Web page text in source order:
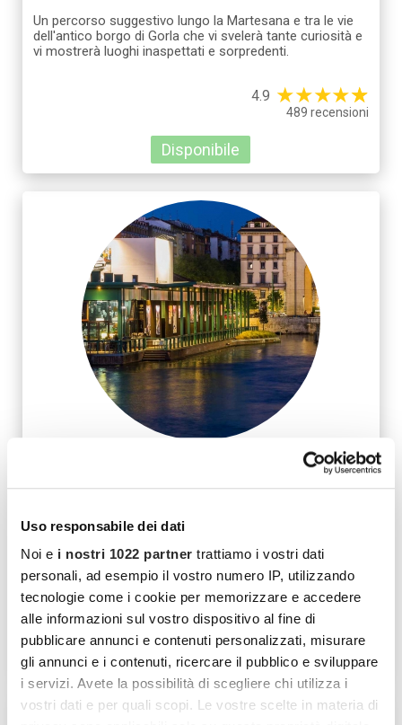
Uso responsabile dei dati
Noi e i nostri 1022 partner trattiamo i vostri dati
personali, ad esempio il vostro numero IP, utilizzando
tecnologie come i cookie per memorizzare e accedere
alle informazioni sul vostro dispositivo al fine di
pubblicare annunci e contenuti personalizzati, misurare
gli annunci e i contenuti, ricercare il pubblico e sviluppare
i servizi. Avete la possibilità di scegliere chi utilizza i
vostri dati e per quali scopi. Le vostre scelte in materia di
Un percorso suggestivo lungo la Martesana e tra le vie
dell'antico borgo di Gorla che vi svelerà tante curiosità e
vi mostrerà luoghi inaspettati e sorpredenti.
4.9 ★★★★☆
★
489 recensioni
Disponibile
Navigazione sui Navigli: itinerario della
Darsena
Un percorso che tocca alcuni tratti storici dei Navigli per
rivivere il fascino della Milano di una volta e per godere di
un'esperienza unica e indimenticabile.
4.8 ★★★★☆
★
398 recensioni
Disponibile